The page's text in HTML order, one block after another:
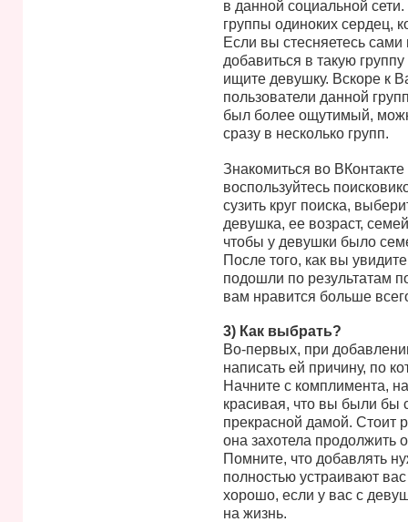
в данной социальной
группы одиноких сердец,
Если вы стесняетесь
добавиться в такую
ищите девушку. Вскоре к
пользователи данной
был более ощутимый,
сразу в несколько групп.
Знакомиться во
воспользуйтесь
сузить круг поиска,
девушка, ее возраст,
чтобы у девушки было
После того, как вы
подошли по результатам
вам нравится больше
3) Как выбрать?
Во-первых, при
написать ей причину, по
Начните с комплимента,
красивая, что вы были бы
прекрасной дамой. Стоит
она захотела продолжить
Помните, что добавлять
полностью устраивают
хорошо, если у вас с
на жизнь.